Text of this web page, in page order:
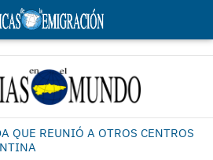
QUE REUNIÓ A OTROS CENTROS